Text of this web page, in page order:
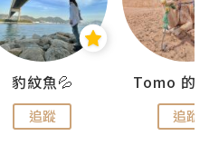
豹紋魚💦
追蹤 追蹤